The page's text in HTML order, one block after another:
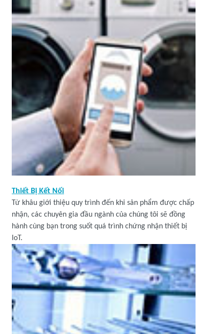
Thiết Bị Kết Nối
Từ khâu giới thiệu quy trình đến khi sản phẩm được chấp
nhận, các chuyên gia đầu ngành của chúng tôi sẽ đồng
hành cùng bạn trong suốt quá trình chứng nhận thiết bị
IoT.